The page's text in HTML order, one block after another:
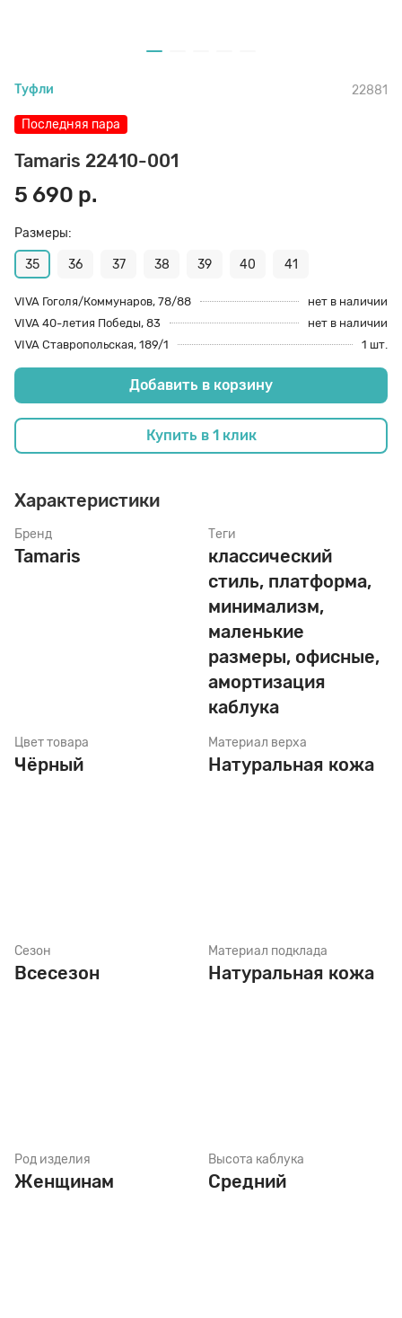
Туфли 22881
Последняя пара
Tamaris 22410-001
5 690 р.
Размеры:
35 36 37 38 39 40 41
VIVA Гоголя/Коммунаров, 78/88
нет в наличии
VIVA 40-летия Победы, 83
нет в наличии
VIVA Ставропольская, 189/1
1 шт.
Добавить в корзину
Купить в 1 клик
Характеристики
Бренд
Tamaris
Цвет товара
Чёрный
Сезон
Всесезон
Род изделия
Женщинам
Теги
классический
стиль, платформа,
минимализм,
маленькие
размеры, офисные,
амортизация
каблука
Материал верха
Натуральная кожа
Материал подклада
Натуральная кожа
Высота каблука
Средний
8 den
Полустельки
Пропитка
Растяжитель и Очиститель
Рожки
Салфетки